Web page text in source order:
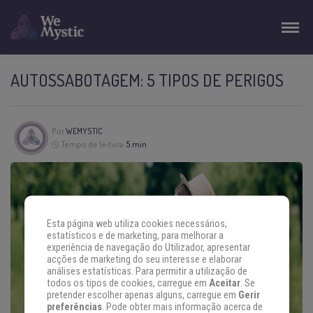
AUTOSSABOTAGEM: 5 TIPOS DE PERIGOS
PorWEMYSTIC
Tempo de leitura: 5 min
Esta página web utiliza cookies necessários,
estatísticos e de marketing, para melhorar a
experiência de navegação do Utilizador, apresentar
acções de marketing do seu interesse e elaborar
análises estatísticas. Para permitir a utilização de
todos os tipos de cookies, carregue em Aceitar. Se
pretender escolher apenas alguns, carregue em Gerir
preferências. Pode obter mais informação acerca de